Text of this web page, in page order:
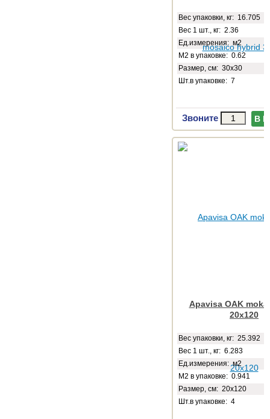
Веc упаковки, кг: 16.705
Вес 1 шт., кг: 2.36
Ед.измерения: м2
М2 в упаковке: 0.62
Размер, см: 30x30
Шт.в упаковке: 7
Звоните В
Apavisa OAK
20x120
Веc упаковки, кг: 25.392
Вес 1 шт., кг: 6.283
Ед.измерения: м2
М2 в упаковке: 0.941
Размер, см: 20x120
Шт.в упаковке: 4